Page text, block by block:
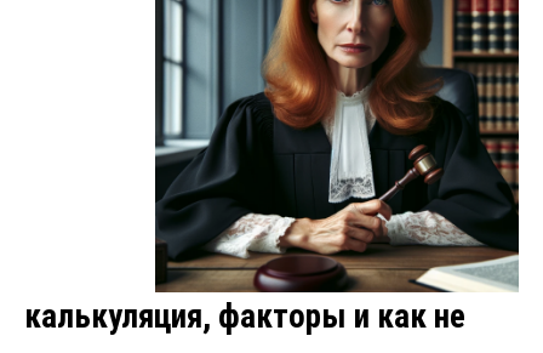
калькуляция, факторы и как не